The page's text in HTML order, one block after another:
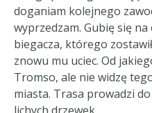
doganiam kolejnego
wyprzedzam. Gubię się na
biegacza, którego
znowu mu uciec. Od
Tromso, ale nie widzę
miasta. Trasa prowadzi